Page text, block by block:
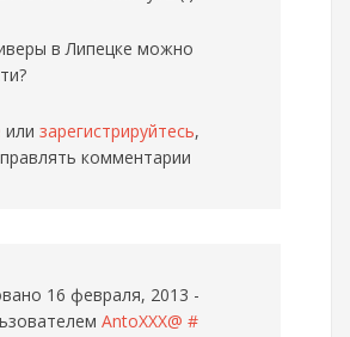
в Липецке можно
или зарегистрируйтесь,
комментарии
16 февраля, 2013 -
AntoXXX@ #